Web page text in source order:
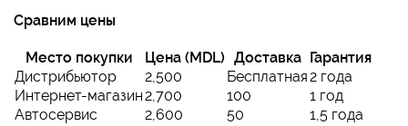
Сравним цены
Место покупки Цена (MDL) Доставка
Гарантия
Дистрибьютор
2,500 Бесплатная2 года
Интернет-магазин2,700 100
1 год
Автосервис
2,600 50 1,5 года